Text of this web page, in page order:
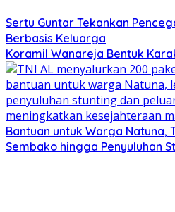
Sertu Guntar Tekankan
Berbasis Keluarga
Koramil Wanareja Bentuk
Bantuan untuk Warga Natuna,
Sembako hingga Penyuluhan